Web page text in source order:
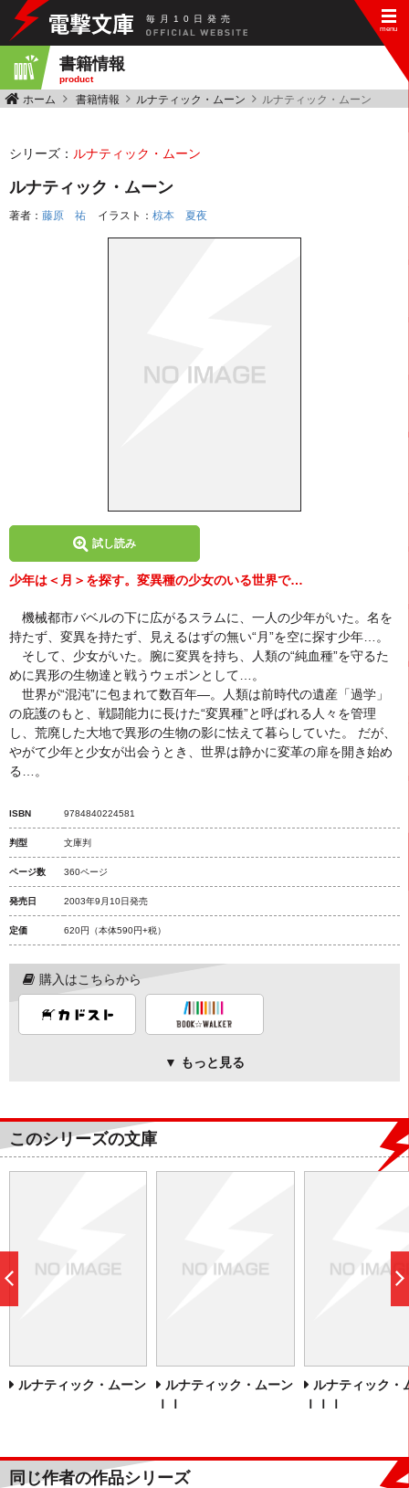
毎 月 10 日 発 売
書籍情報
product
ホーム 書籍情報 ルナティック・ムーン ルナティック・ムーン
シリーズ： ルナティック・ムーン
ルナティック・ムーン
著者： 藤原 祐 イラスト： 椋本 夏夜
試し読み
少年は＜月＞を探す。変異種の少女のいる世界で…
機械都市バベルの下に広がるスラムに、一人の少年がいた。名を
持たず、変異を持たず、見えるはずの無い“月”を空に探す少年…。
そして、少女がいた。腕に変異を持ち、人類の“純血種”を守るた
めに異形の生物達と戦うウェポンとして…。
世界が“混沌”に包まれて数百年―。人類は前時代の遺産「過学」
の庇護のもと、戦闘能力に長けた“変異種”と呼ばれる人々を管理
し、荒廃した大地で異形の生物の影に怯えて暮らしていた。 だが、
やがて少年と少女が出会うとき、世界は静かに変革の扉を開き始め
る…。
ISBN 9784840224581
判型 文庫判
ページ数 360ページ
発売日 2003年9月10日発売
定価 620円 （本体590円+税）
購入はこちらから
▼ もっと見る
このシリーズの文庫
ルナティック・ムーン
ルナティック・ムーン
ＩＩ
ルナティック・
ＩＩＩ
同じ作者の作品シリーズ